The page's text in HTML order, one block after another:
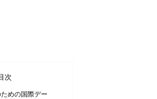
次
めの国際デー